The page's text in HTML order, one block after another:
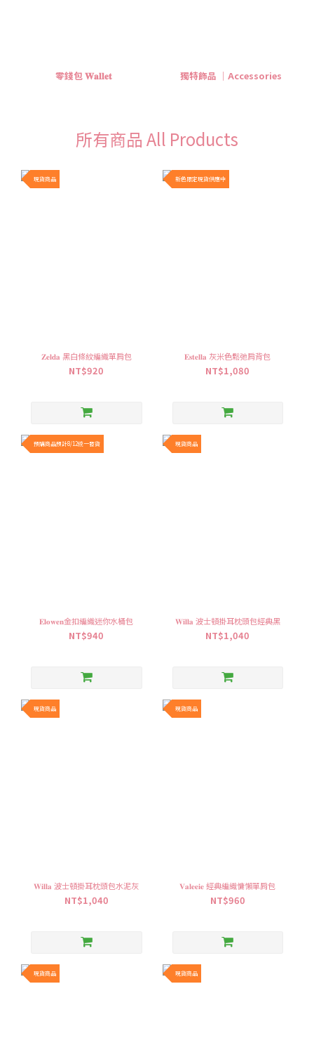
零錢包 𝐖𝐚𝐥𝐥𝐞𝐭 獨特飾品 ｜Accessories
所有商品 All Products
現貨商品
𝐙𝐞𝐥𝐝𝐚 黑白條紋編織單肩包
NT$920
新色限定現貨供應中
𝐄𝐬𝐭𝐞𝐥𝐥𝐚 灰米色鬆弛肩背包
NT$1,080
預購商品預計8/12統一發貨
𝐄𝐥𝐨𝐰𝐞𝐧金扣編織迷你水桶包
NT$940
現貨商品
𝐖𝐢𝐥𝐥𝐚 波士頓掛耳枕頭包經典黑
NT$1,040
現貨商品
𝐖𝐢𝐥𝐥𝐚 波士頓掛耳枕頭包水泥灰
NT$1,040
現貨商品
𝐕𝐚𝐥𝐞𝐞𝐢𝐞 經典編織慵懶單肩包
NT$960
現貨商品 現貨商品